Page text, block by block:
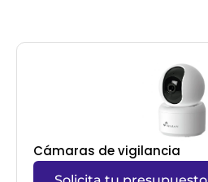
Cámaras de vigilancia